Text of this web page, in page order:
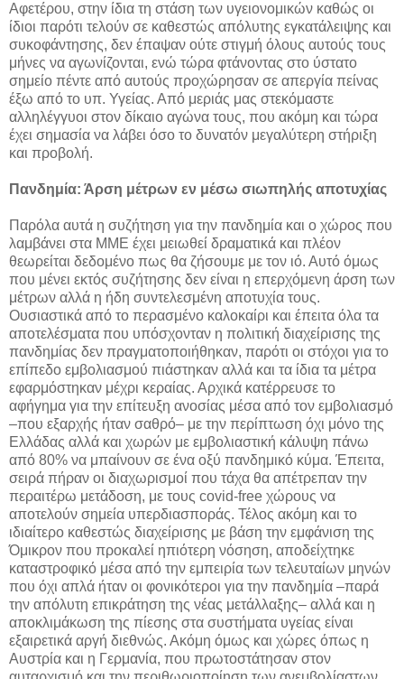
Αφετέρου, στην ίδια τη στάση των υγειονομικών καθώς οι
ίδιοι παρότι τελούν σε καθεστώς απόλυτης εγκατάλειψης και
συκοφάντησης, δεν έπαψαν ούτε στιγμή όλους αυτούς τους
μήνες να αγωνίζονται, ενώ τώρα φτάνοντας στο ύστατο
σημείο πέντε από αυτούς προχώρησαν σε απεργία πείνας
έξω από το υπ. Υγείας. Από μεριάς μας στεκόμαστε
αλληλέγγυοι στον δίκαιο αγώνα τους, που ακόμη και τώρα
έχει σημασία να λάβει όσο το δυνατόν μεγαλύτερη στήριξη
και προβολή.
Πανδημία: Άρση μέτρων εν μέσω σιωπηλής αποτυχίας
Παρόλα αυτά η συζήτηση για την πανδημία και ο χώρος που
λαμβάνει στα ΜΜΕ έχει μειωθεί δραματικά και πλέον
θεωρείται δεδομένο πως θα ζήσουμε με τον ιό. Αυτό όμως
που μένει εκτός συζήτησης δεν είναι η επερχόμενη άρση των
μέτρων αλλά η ήδη συντελεσμένη αποτυχία τους.
Ουσιαστικά από το περασμένο καλοκαίρι και έπειτα όλα τα
αποτελέσματα που υπόσχονταν η πολιτική διαχείρισης της
πανδημίας δεν πραγματοποιήθηκαν, παρότι οι στόχοι για το
επίπεδο εμβολιασμού πιάστηκαν αλλά και τα ίδια τα μέτρα
εφαρμόστηκαν μέχρι κεραίας. Αρχικά κατέρρευσε το
αφήγημα για την επίτευξη ανοσίας μέσα από τον εμβολιασμό
–που εξαρχής ήταν σαθρό– με την περίπτωση όχι μόνο της
Ελλάδας αλλά και χωρών με εμβολιαστική κάλυψη πάνω
από 80% να μπαίνουν σε ένα οξύ πανδημικό κύμα. Έπειτα,
σειρά πήραν οι διαχωρισμοί που τάχα θα απέτρεπαν την
περαιτέρω μετάδοση, με τους covid-free χώρους να
αποτελούν σημεία υπερδιασποράς. Τέλος ακόμη και το
ιδιαίτερο καθεστώς διαχείρισης με βάση την εμφάνιση της
Όμικρον που προκαλεί ηπιότερη νόσηση, αποδείχτηκε
καταστροφικό μέσα από την εμπειρία των τελευταίων μηνών
που όχι απλά ήταν οι φονικότεροι για την πανδημία –παρά
την απόλυτη επικράτηση της νέας μετάλλαξης– αλλά και η
αποκλιμάκωση της πίεσης στα συστήματα υγείας είναι
εξαιρετικά αργή διεθνώς. Ακόμη όμως και χώρες όπως η
Αυστρία και η Γερμανία, που πρωτοστάτησαν στον